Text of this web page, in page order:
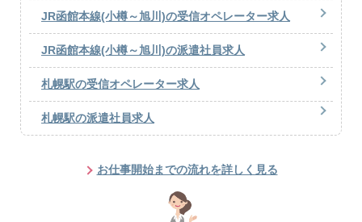
JR函館本線(小樽～旭川)の受信オペレーター求人
JR函館本線(小樽～旭川)の派遣社員求人
札幌駅の受信オペレーター求人
札幌駅の派遣社員求人
お仕事開始までの流れを詳しく見る